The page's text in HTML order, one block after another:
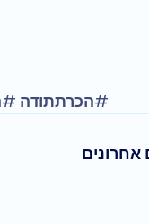
#הכרתתודה
אחרונים